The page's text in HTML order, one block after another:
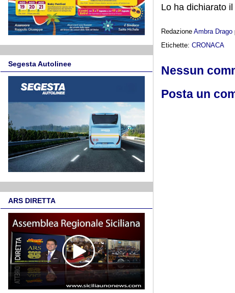
Lo ha dichiarato
Redazione Ambra Drago
Etichette: CRONACA
Nessun
Posta un
Segesta Autolinee
ARS DIRETTA